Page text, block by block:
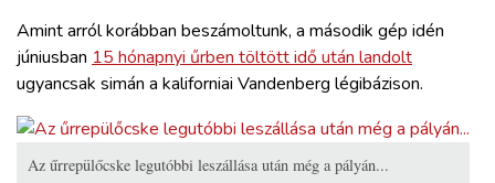
WEBSHOP
REGISZTRÁCIÓ
Amint arról korábban beszámoltunk, a második gép idén
júniusban 15 hónapnyi űrben töltött idő után landolt
ugyancsak simán a kaliforniai Vandenberg légibázison.
Az űrrepülőcske legutóbbi leszállása után még a pályán...